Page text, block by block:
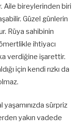
Aile bireylerinden biri
Güzel günlerin
Rüya sahibinin
ihtiyacı
verdiğine işarettir.
için kendi rızkı da
sürpriz
yakın vadede